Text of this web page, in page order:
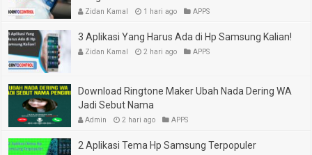
Zidan Kamal 1 hari ago APPS
3 Aplikasi Yang Harus Ada di Hp Samsung Kalian!
Zidan Kamal 2 hari ago APPS
Download Ringtone Maker Ubah Nada Dering WA
Jadi Sebut Nama
Admin 2 hari ago APPS
2 Aplikasi Tema Hp Samsung Terpopuler